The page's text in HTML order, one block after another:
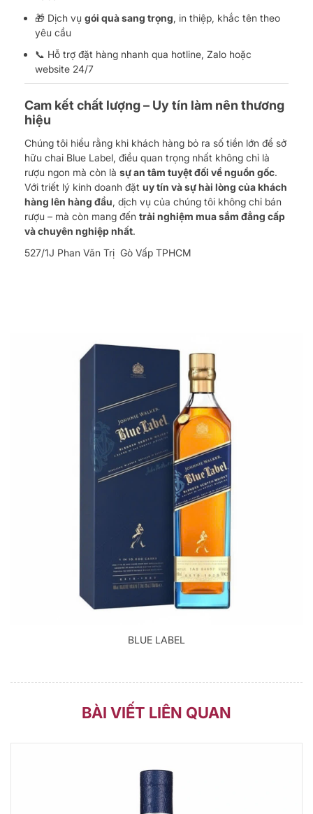
🎁 Dịch vụ gói quà sang trọng, in thiệp, khắc tên theo
yêu cầu
📞 Hỗ trợ đặt hàng nhanh qua hotline, Zalo hoặc
website 24/7
Cam kết chất lượng – Uy tín làm nên thương
hiệu
Chúng tôi hiểu rằng khi khách hàng bỏ ra số tiền lớn để sở
hữu chai Blue Label, điều quan trọng nhất không chỉ là
rượu ngon mà còn là sự an tâm tuyệt đối về nguồn gốc.
Với triết lý kinh doanh đặt uy tín và sự hài lòng của khách
hàng lên hàng đầu, dịch vụ của chúng tôi không chỉ bán
rượu – mà còn mang đến trải nghiệm mua sắm đẳng cấp
và chuyên nghiệp nhất.
527/1J Phan Văn Trị Gò Vấp TPHCM
BLUE LABEL
BÀI VIẾT LIÊN QUAN